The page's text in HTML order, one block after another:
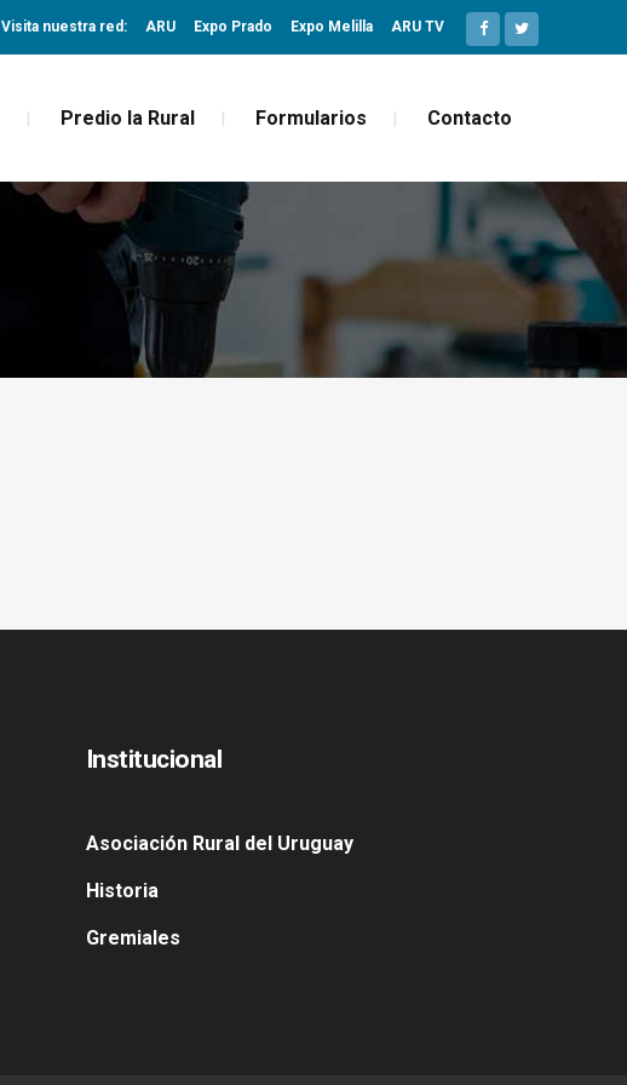
Visita nuestra red: ARU Expo Prado Expo Melilla ARU TV
Predio la Rural Formularios Contacto
Institucional
Asociación Rural del Uruguay
Historia
Gremiales